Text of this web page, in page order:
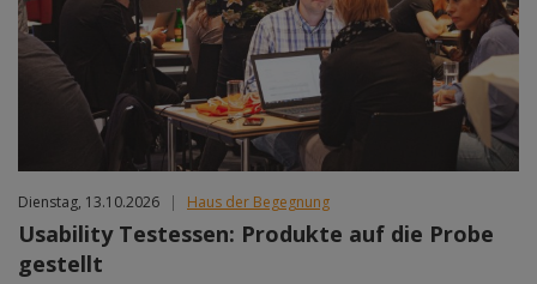
Dienstag, 13.10.2026 | Haus der Begegnung
Usability Testessen: Produkte auf die Probe
gestellt